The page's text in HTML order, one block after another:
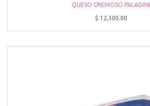
QUESO CREMOSO PALADINI
$ 12,300.00